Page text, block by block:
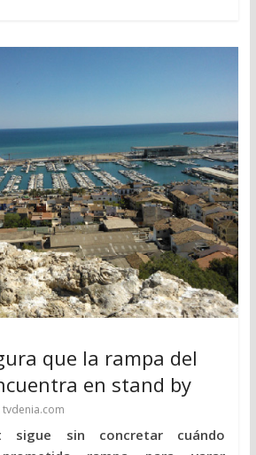
que la rampa del
en stand by
tvdenia.com
sigue sin concretar cuándo